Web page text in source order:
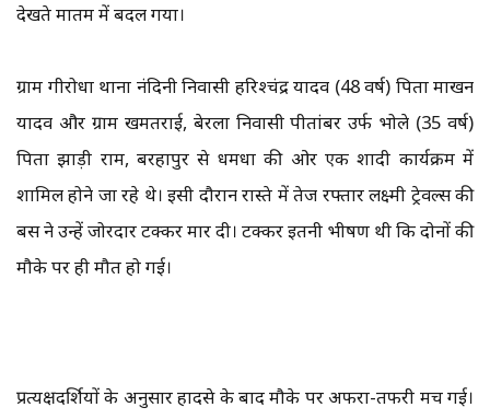
देखते मातम में बदल गया।
ग्राम गीरोधा थाना नंदिनी निवासी हरिश्चंद्र यादव (48 वर्ष) पिता माखन
यादव और ग्राम खमतराई, बेरला निवासी पीतांबर उर्फ भोले (35 वर्ष)
पिता झाड़ी राम, बरहापुर से धमधा की ओर एक शादी कार्यक्रम में
शामिल होने जा रहे थे। इसी दौरान रास्ते में तेज रफ्तार लक्ष्मी ट्रेवल्स की
बस ने उन्हें जोरदार टक्कर मार दी। टक्कर इतनी भीषण थी कि दोनों की
मौके पर ही मौत हो गई।
प्रत्यक्षदर्शियों के अनुसार हादसे के बाद मौके पर अफरा-तफरी मच गई।